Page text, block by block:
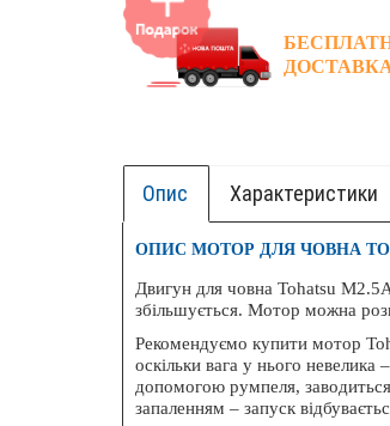
Опис Характеристики
ОПИС МОТОР ДЛЯ ЧОВНА
Двигун для човна Tohatsu
збільшується. Мотор можна
Рекомендуємо купити мотор
оскільки вага у нього
допомогою румпеля,
запаленням – запуск